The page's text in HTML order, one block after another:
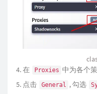
在
Proxies 中为各个
点击
General , 勾选